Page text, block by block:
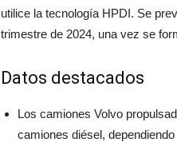
utilice la tecnología HPDI. Se
trimestre de 2024, una vez se
Datos destacados
Los camiones Volvo
camiones diésel,